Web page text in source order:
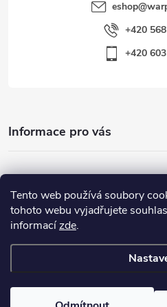
Tento web používá soubory
tohoto webu vyjadřujete
informacízde.
eshop@
+420
+420
Informace pro vás
Nejhledanější
Důležité odkazy
Warp-Sport.com